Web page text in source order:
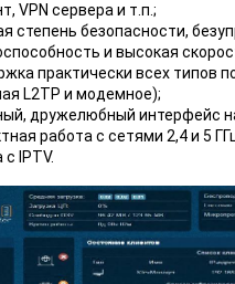
VPN сервера и т.п.;
степень безопасности,
и высокая
практически всех типов
L2TP и модемное);
дружелюбный интерфейс
работа с сетями 2,4 и 5
с IPTV.